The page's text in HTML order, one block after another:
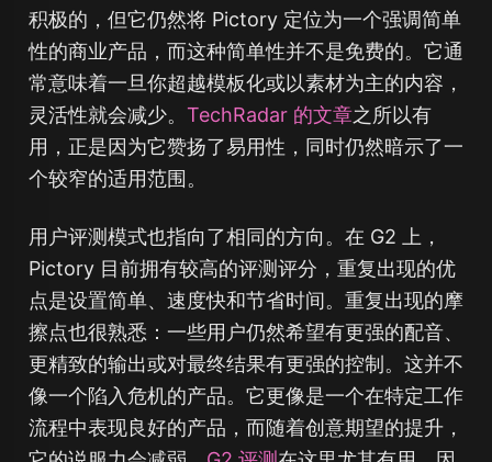
积极的，但它仍然将 Pictory 定位为一个强调简单
性的商业产品，而这种简单性并不是免费的。它通
常意味着一旦你超越模板化或以素材为主的内容，
灵活性就会减少。 TechRadar 的文章之所以有
用，正是因为它赞扬了易用性，同时仍然暗示了一
个较窄的适用范围。
用户评测模式也指向了相同的方向。在 G2 上，
Pictory 目前拥有较高的评测评分，重复出现的优
点是设置简单、速度快和节省时间。重复出现的摩
擦点也很熟悉：一些用户仍然希望有更强的配音、
更精致的输出或对最终结果有更强的控制。这并不
像一个陷入危机的产品。它更像是一个在特定工作
流程中表现良好的产品，而随着创意期望的提升，